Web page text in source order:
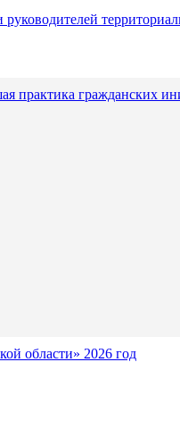
практика гражданских
области» 2026 год